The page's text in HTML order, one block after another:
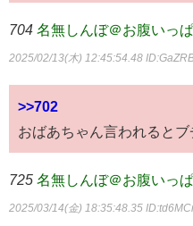
704 名無しんぼ＠お腹いっ
2025/02/13(木) 12:45:54.48
>>702
おばあちゃん言われると
725 名無しんぼ＠お腹いっ
2025/03/14(金) 18:35:48.35